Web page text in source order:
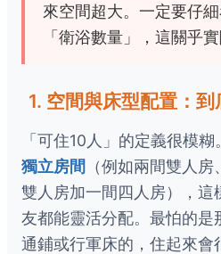
來空間超大。一定要仔
「衛浴數量」，這關乎
1. 空間與床型配置：
「可住10人」的定義很模糊
獨立房間 （例如兩間雙人
雙人房加一間四人房），這
友都能靈活分配。最怕的是
通鋪或行軍床的，住起來會